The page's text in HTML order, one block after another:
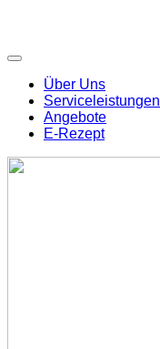
Über Uns
Serviceleistungen
Angebote
E-Rezept